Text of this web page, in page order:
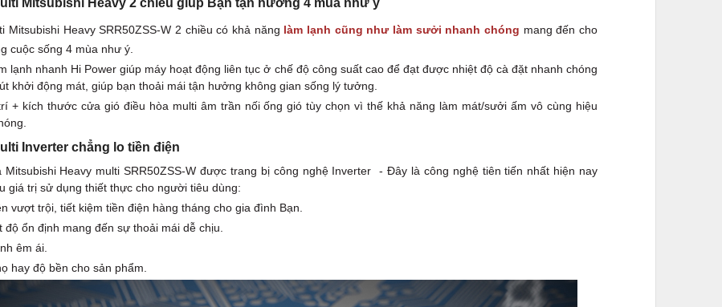
Mitsubishi Heavy 2 chiều giúp Bạn tận hưởng 4 mùa như ý
Mitsubishi Heavy SRR50ZSS-W 2 chiều có khả năng làm lạnh cũng như làm sưởi nhanh chóng mang đến cho
cuộc sống 4 mùa như ý.
lạnh nhanh Hi Power giúp máy hoạt động liên tục ở chế độ công suất cao để đạt được nhiệt độ cà đặt nhanh chóng
khởi động mát, giúp bạn thoải mái tận hưởng không gian sống lý tưởng.
+ kích thước cửa gió điều hòa multi âm trần nối ống gió tùy chọn vì thế khả năng làm mát/sưởi ấm vô cùng hiệu
Inverter chẳng lo tiền điện
Mitsubishi Heavy multi SRR50ZSS-W được trang bị công nghệ Inverter - Đây là công nghệ tiên tiến nhất hiện nay
giá trị sử dụng thiết thực cho người tiêu dùng:
vượt trội, tiết kiệm tiền điện hàng tháng cho gia đình Bạn.
độ ổn định mang đến sự thoải mái dễ chịu.
êm ái.
hay độ bền cho sản phẩm.